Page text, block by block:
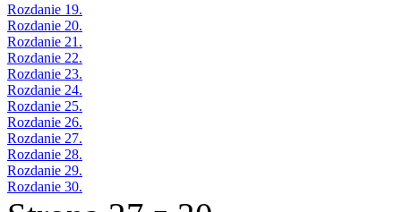
Rozdanie 19.
Rozdanie 20.
Rozdanie 21.
Rozdanie 22.
Rozdanie 23.
Rozdanie 24.
Rozdanie 25.
Rozdanie 26.
Rozdanie 27.
Rozdanie 28.
Rozdanie 29.
Rozdanie 30.